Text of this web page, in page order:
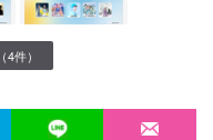
件）